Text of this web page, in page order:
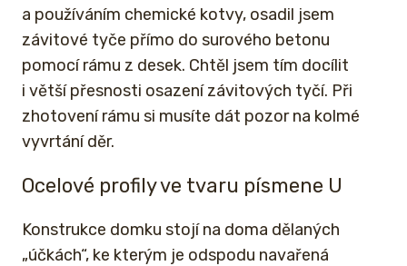
a používáním chemické kotvy, osadil jsem
závitové tyče přímo do surového betonu
pomocí rámu z desek. Chtěl jsem tím docílit
i větší přesnosti osazení závitových tyčí. Při
zhotovení rámu si musíte dát pozor na kolmé
vyvrtání děr.
Ocelové profily ve tvaru písmene U
Konstrukce domku stojí na doma dělaných
„účkách“, ke kterým je odspodu navařená